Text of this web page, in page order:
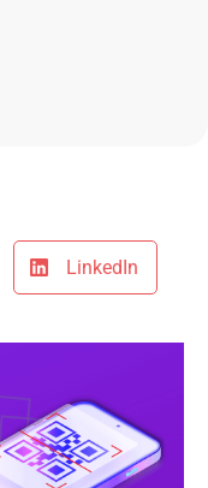
LinkedIn